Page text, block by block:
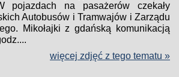
pojazdach na pasażerów czekały
Autobusów i Tramwajów i Zarządu
Mikołajki z gdańską komunikacją
więcej zdjęć z tego tematu »